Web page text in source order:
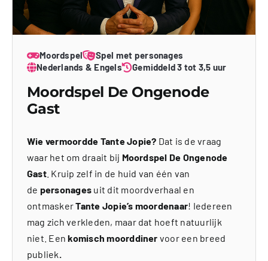
Moordspel
Spel met personages
Nederlands & Engels
Gemiddeld 3 tot 3,5 uur
Moordspel De Ongenode
Gast
Wie vermoordde Tante Jopie? Dat is de vraag
waar het om draait bij Moordspel De Ongenode
Gast. Kruip zelf in de huid van één van
de personages uit dit moordverhaal en
ontmaskerTante Jopie’s moordenaar! Iedereen
mag zich verkleden, maar dat hoeft natuurlijk
niet. Eenkomisch moorddiner voor een breed
publiek.